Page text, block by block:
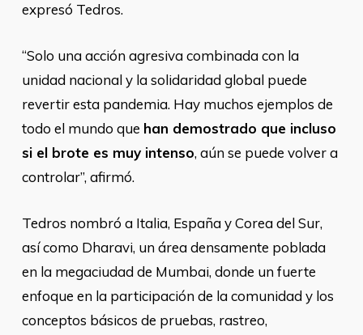
expresó Tedros.
“Solo una acción agresiva combinada con la
unidad nacional y la solidaridad global puede
revertir esta pandemia. Hay muchos ejemplos de
todo el mundo que han demostrado que incluso
si el brote es muy intenso, aún se puede volver a
controlar”, afirmó.
Tedros nombró a Italia, España y Corea del Sur,
así como Dharavi, un área densamente poblada
en la megaciudad de Mumbai, donde un fuerte
enfoque en la participación de la comunidad y los
conceptos básicos de pruebas, rastreo,